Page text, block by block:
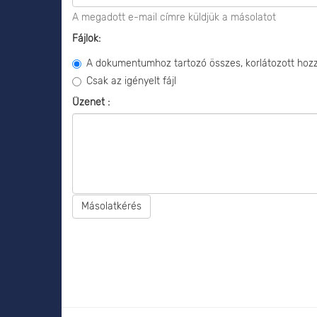
A megadott e-mail címre küldjük a másolatot
Fájlok:
A dokumentumhoz tartozó összes, korlátozott
Csak az igényelt fájl
Üzenet :
Másolatkérés